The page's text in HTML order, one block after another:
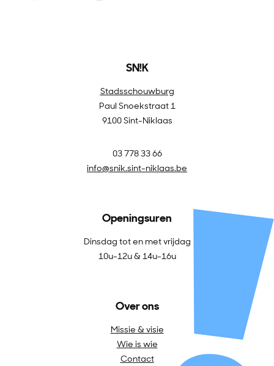
SN!K
Stadsschouwburg
Paul Snoekstraat 1
9100 Sint-Niklaas
03 778 33 66
info@snik.sint-niklaas.be
Openingsuren
Dinsdag tot en met vrijdag
10u-12u & 14u-16u
Over ons
Missie & visie
Wie is wie
Contact